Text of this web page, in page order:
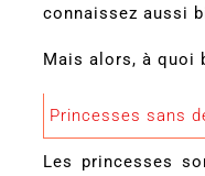
connaissez aussi
Mais alors, à quoi
Princesses sans
Les princesses